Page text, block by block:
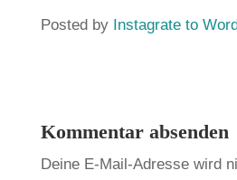
Posted by Instagrate to
Kommentar absenden
Deine E-Mail-Adresse wird